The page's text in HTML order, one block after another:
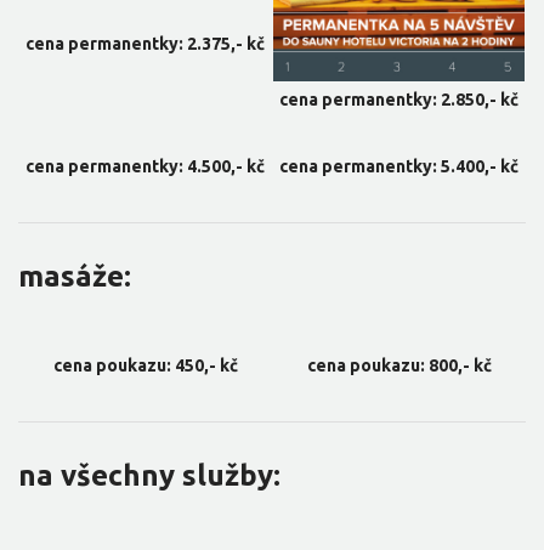
cena permanentky: 2.375,- kč
cena permanentky: 2.850,- kč
cena permanentky: 4.500,- kč cena permanentky: 5.400,- kč
masáže:
cena poukazu: 450,- kč cena poukazu: 800,- kč
na všechny služby: